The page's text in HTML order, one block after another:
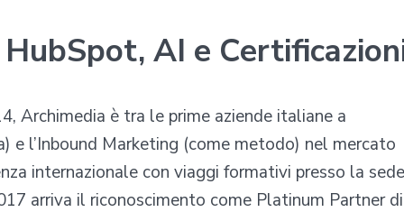
AI e
Archimedia è tra le prime aziende italiane a
e l’Inbound Marketing (come metodo) nel mercato
internazionale con viaggi formativi presso la sede
arriva il riconoscimento come Platinum Partner di